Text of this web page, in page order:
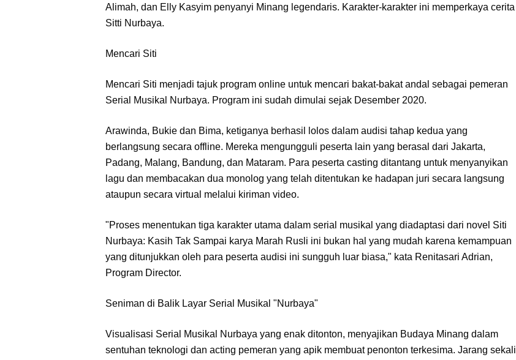
Alimah, dan Elly Kasyim penyanyi Minang legendaris. Karakter-karakter ini memperkaya cerita
Sitti Nurbaya.
Mencari Siti
Mencari Siti menjadi tajuk program online untuk mencari bakat-bakat andal sebagai pemeran
Serial Musikal Nurbaya. Program ini sudah dimulai sejak Desember 2020.
Arawinda, Bukie dan Bima, ketiganya berhasil lolos dalam audisi tahap kedua yang
berlangsung secara offline. Mereka mengungguli peserta lain yang berasal dari Jakarta,
Padang, Malang, Bandung, dan Mataram. Para peserta casting ditantang untuk menyanyikan
lagu dan membacakan dua monolog yang telah ditentukan ke hadapan juri secara langsung
ataupun secara virtual melalui kiriman video.
"Proses menentukan tiga karakter utama dalam serial musikal yang diadaptasi dari novel Siti
Nurbaya: Kasih Tak Sampai karya Marah Rusli ini bukan hal yang mudah karena kemampuan
yang ditunjukkan oleh para peserta audisi ini sungguh luar biasa," kata Renitasari Adrian,
Program Director.
Seniman di Balik Layar Serial Musikal "Nurbaya"
Visualisasi Serial Musikal Nurbaya yang enak ditonton, menyajikan Budaya Minang dalam
sentuhan teknologi dan acting pemeran yang apik membuat penonton terkesima. Jarang sekali